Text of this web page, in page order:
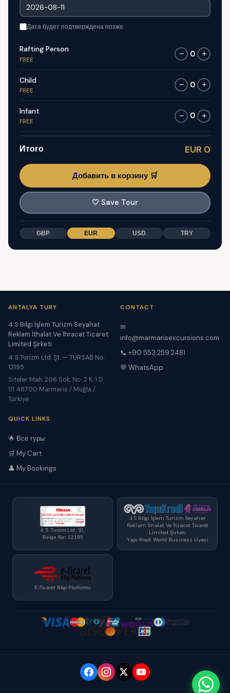
Дата будет подтверждена позже
Rafting Person
FREE
− 0 +
Child
FREE
− 0 +
Infant
FREE
− 0 +
Итого EUR 0
Добавить в корзину 🛒
🤍 Save Tour
GBP EUR USD TRY
ANTALYA TURY
4 S Bilgi İşlem Turizm Seyahat
Reklam İthalat Ve İhracat Ticaret
Limited Şirketi
4 S Turizm Ltd. Şt. — TÜRSAB No:
12195
Siteler Mah. 206 Sok. No. 2 K. 1 D.
111 48700 Marmaris / Muğla /
Türkiye
CONTACT
✉
info@marmarisexcursions.com
📞 +90 553 259 2481
💬 WhatsApp
QUICK LINKS
🌟 Все туры
🛒 My Cart
👤 My Bookings
4 S Turizm Ltd. Şt.
Belge No: 12195
4 S Bilgi İşlem Turizm Seyahat
Reklam İthalat Ve İhracat Ticaret
Limited Şirketi
Yapı Kredi World Business Üyesi
E-Ticaret Bilgi Platformu